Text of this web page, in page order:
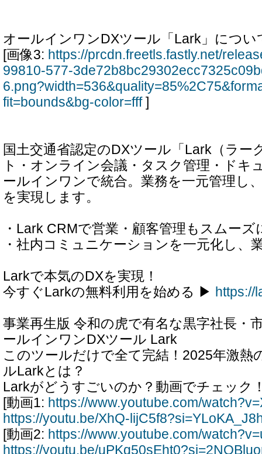
オールインワンDXツール「Lark」につい
[画像3: https://prcdn.freetls.fastly.net/
99810-577-
fit=bounds&bg-color=fff]
国土交通省認定のDXツール「Lark（ラー
ト・オンライン会議・タスク管理・ドキ
ールインワンで統合。業務を一元管理し
を実現します。
・Lark CRMで営業・顧客管理もスムーズ
・社内コミュニケーションを一元化し、
Larkで本気のDXを実現！
今すぐLarkの無料利用を始める ▶ https://
事業再生版 令和の虎で有名な黒字社長・
ールインワンDXツール Lark
このツールだけで全て完結！2025年激熱
ルLarkとは？
Larkがどうすごいのか？動画でチェック
[動画1: https://www.youtube.com/
https://youtu.be/XhQ-
[動画2: https://www.youtube.com/
https://youtu.be/